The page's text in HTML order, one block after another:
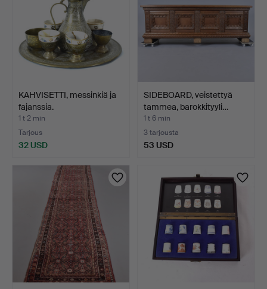
KAHVISETTI, messinkiä ja
fajanssia.
1 t 2 min
Tarjous
32 USD
SIDEBOARD, veistettyä
tammea, barokkityyli…
1 t 6 min
3 tarjousta
53 USD